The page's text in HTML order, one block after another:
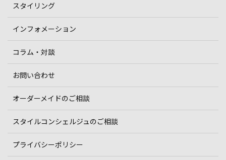
スタイリング
インフォメーション
コラム・対談
お問い合わせ
オーダーメイドのご相談
スタイルコンシェルジュのご相談
プライバシーポリシー